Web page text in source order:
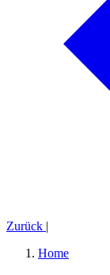
Zurück |
Home